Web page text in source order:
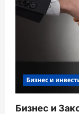
Бизнес и
Бизнес и